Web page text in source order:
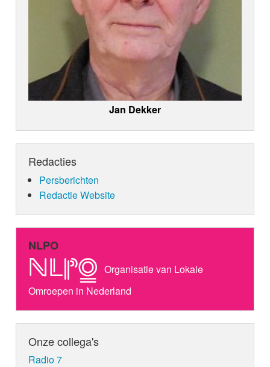
Jan Dekker
Redacties
Persberichten
Redactie Website
NLPO
Organisatie van Lokale
Omroepen in Nederland
Onze collega's
Radio 7